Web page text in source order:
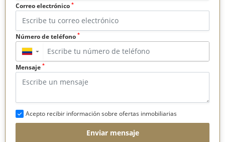
Correo electrónico *
Número de teléfono *
▼
Mensaje *
Acepto recibir información sobre ofertas inmobiliarias
Enviar mensaje